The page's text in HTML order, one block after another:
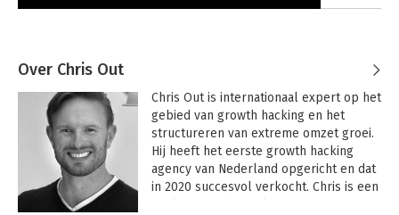
Over Chris Out
Chris Out is internationaal expert op het
gebied van growth hacking en het
structureren van extreme omzet groei.
Hij heeft het eerste growth hacking
agency van Nederland opgericht en dat
in 2020 succesvol verkocht. Chris is een